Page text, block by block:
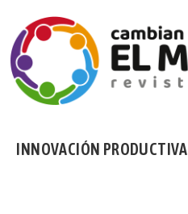
INNOVACIÓN PRODUCTIVA